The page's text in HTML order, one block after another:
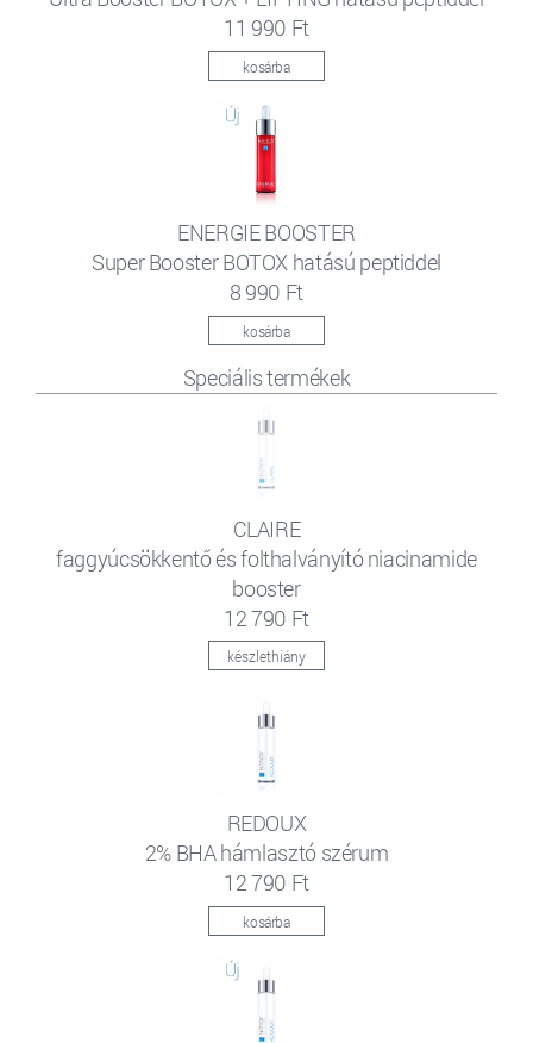
11 990 Ft
kosárba
ENERGIE BOOSTER
Super Booster BOTOX hatású peptiddel
8 990 Ft
kosárba
Speciális termékek
CLAIRE
faggyúcsökkentő és folthalványító niacinamide
booster
12 790 Ft
készlethiány
REDOUX
2% BHA hámlasztó szérum
12 790 Ft
kosárba